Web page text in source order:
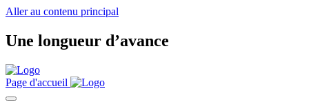
Aller au contenu principal
Une longueur d’avance
Page d'accueil